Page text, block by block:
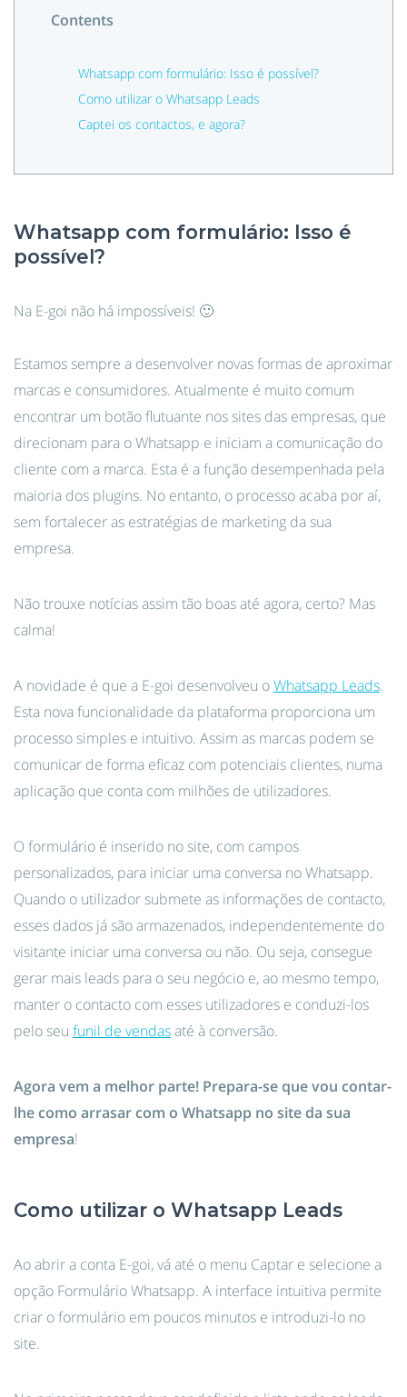
Contents
Whatsapp com formulário: Isso é possível?
Como utilizar o Whatsapp Leads
Captei os contactos, e agora?
Whatsapp com formulário: Isso é
possível?
Na E-goi não há impossíveis! 🙂
Estamos sempre a desenvolver novas formas de aproximar
marcas e consumidores. Atualmente é muito comum
encontrar um botão flutuante nos sites das empresas, que
direcionam para o Whatsapp e iniciam a comunicação do
cliente com a marca. Esta é a função desempenhada pela
maioria dos plugins. No entanto, o processo acaba por aí,
sem fortalecer as estratégias de marketing da sua
empresa.
Não trouxe notícias assim tão boas até agora, certo? Mas
calma!
A novidade é que a E-goi desenvolveu oWhatsapp Leads.
Esta nova funcionalidade da plataforma proporciona um
processo simples e intuitivo. Assim as marcas podem se
comunicar de forma eficaz com potenciais clientes, numa
aplicação que conta com milhões de utilizadores.
O formulário é inserido no site, com campos
personalizados, para iniciar uma conversa no Whatsapp.
Quando o utilizador submete as informações de contacto,
esses dados já são armazenados, independentemente do
visitante iniciar uma conversa ou não. Ou seja, consegue
gerar mais leads para o seu negócio e, ao mesmo tempo,
manter o contacto com esses utilizadores e conduzi-los
pelo seu funil de vendasaté à conversão.
Agora vem a melhor parte! Prepara-se que vou contar-
lhe como arrasar com o Whatsapp no site da sua
empresa!
Como utilizar o Whatsapp Leads
Ao abrir a conta E-goi, vá até o menu Captar e selecione a
opção Formulário Whatsapp. A interface intuitiva permite
criar o formulário em poucos minutos e introduzi-lo no
site.